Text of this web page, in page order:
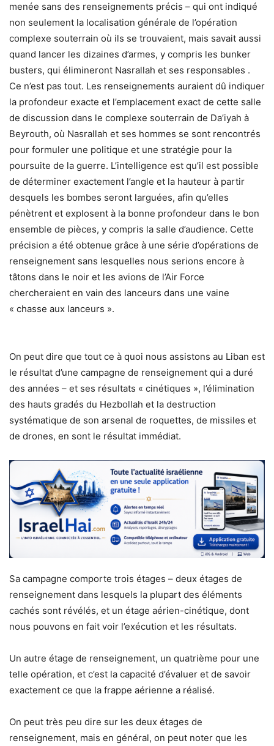
menée sans des renseignements précis – qui ont indiqué
non seulement la localisation générale de l’opération
complexe souterrain où ils se trouvaient, mais savait aussi
quand lancer les dizaines d’armes, y compris les bunker
busters, qui élimineront Nasrallah et ses responsables .
Ce n’est pas tout. Les renseignements auraient dû indiquer
la profondeur exacte et l’emplacement exact de cette salle
de discussion dans le complexe souterrain de Da’iyah à
Beyrouth, où Nasrallah et ses hommes se sont rencontrés
pour formuler une politique et une stratégie pour la
poursuite de la guerre. L’intelligence est qu’il est possible
de déterminer exactement l’angle et la hauteur à partir
desquels les bombes seront larguées, afin qu’elles
pénètrent et explosent à la bonne profondeur dans le bon
ensemble de pièces, y compris la salle d’audience. Cette
précision a été obtenue grâce à une série d’opérations de
renseignement sans lesquelles nous serions encore à
tâtons dans le noir et les avions de l’Air Force
chercheraient en vain des lanceurs dans une vaine
« chasse aux lanceurs ».
On peut dire que tout ce à quoi nous assistons au Liban est
le résultat d’une campagne de renseignement qui a duré
des années – et ses résultats « cinétiques », l’élimination
des hauts gradés du Hezbollah et la destruction
systématique de son arsenal de roquettes, de missiles et
de drones, en sont le résultat immédiat.
Sa campagne comporte trois étages – deux étages de
renseignement dans lesquels la plupart des éléments
cachés sont révélés, et un étage aérien-cinétique, dont
nous pouvons en fait voir l’exécution et les résultats.
Un autre étage de renseignement, un quatrième pour une
telle opération, et c’est la capacité d’évaluer et de savoir
exactement ce que la frappe aérienne a réalisé.
On peut très peu dire sur les deux étages de
renseignement, mais en général, on peut noter que les